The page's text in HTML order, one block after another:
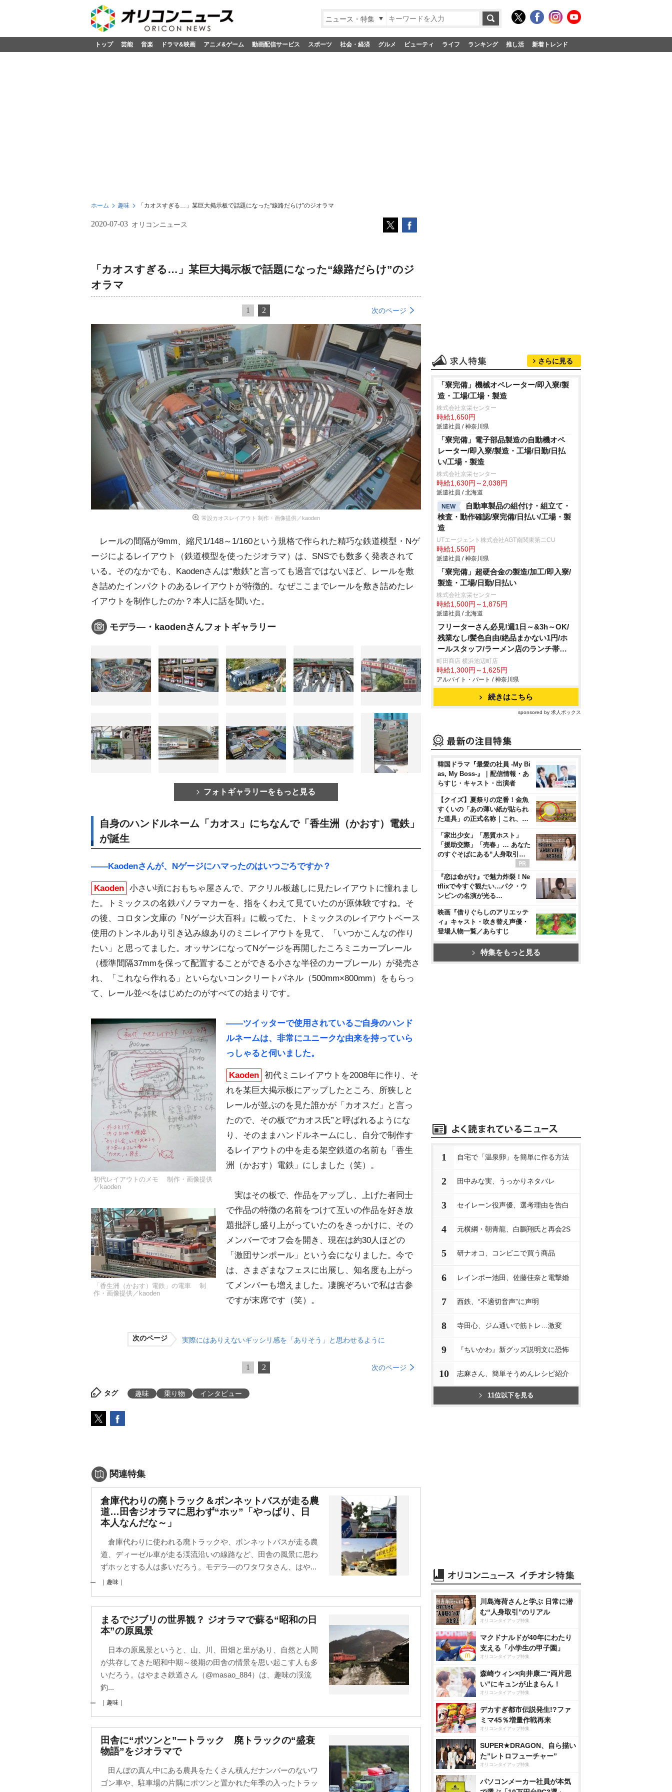
ニュース・特集
トップ 芸能 音楽 ドラマ&映画 アニメ&ゲーム 動画配信サービス スポーツ 社会・経済 グルメ ビューティ ライフ ランキング 推し活 新着トレンド
ホーム 趣味 「カオスすぎる…」某巨大掲示板で話題になった“線路だらけ”のジオラマ
2020-07-03 オリコンニュース
「カオスすぎる…」某巨大掲示板で話題になった“線路だらけ”のジ
オラマ
1 2 次のページ
常設カオスレイアウト 制作・画像提供／kaoden
レールの間隔が9mm、縮尺1/148～1/160という規格で作られた精巧な鉄道模型・Nゲ
ージによるレイアウト（鉄道模型を使ったジオラマ）は、SNSでも数多く発表されて
いる。そのなかでも、Kaodenさんは“敷鉄”と言っても過言ではないほど、レールを敷
き詰めたインパクトのあるレイアウトが特徴的。なぜここまでレールを敷き詰めたレ
イアウトを制作したのか？本人に話を聞いた。
モデラ―・kaodenさんフォトギャラリー
フォトギャラリーをもっと見る
自身のハンドルネーム「カオス」にちなんで「香生洲（かおす）電鉄」
が誕生
――Kaodenさんが、Nゲージにハマったのはいつごろですか？
Kaoden 小さい頃におもちゃ屋さんで、アクリル板越しに見たレイアウトに憧れまし
た。トミックスの名鉄パノラマカーを、指をくわえて見ていたのが原体験ですね。そ
の後、コロタン文庫の『Nゲージ大百科』に載ってた、トミックスのレイアウトベース
使用のトンネルあり引き込み線ありのミニレイアウトを見て、「いつかこんなの作り
たい」と思ってました。オッサンになってNゲージを再開したころミニカーブレール
（標準間隔37mmを保って配置することができる小さな半径のカーブレール）が発売さ
れ、「これなら作れる」といらないコンクリートパネル（500mm×800mm）をもらっ
て、レール並べをはじめたのがすべての始まりです。
初代レイアウトのメモ 制作・画像提供
／kaoden
「香生洲（かおす）電鉄」の電車 制
作・画像提供／kaoden
――ツイッターで使用されているご自身のハンド
ルネームは、非常にユニークな由来を持っていら
っしゃると伺いました。
Kaoden 初代ミニレイアウトを2008年に作り、そ
れを某巨大掲示板にアップしたところ、所狭しと
レールが並ぶのを見た誰かが「カオスだ」と言っ
たので、その板で“カオス氏”と呼ばれるようにな
り、そのままハンドルネームにし、自分で制作す
るレイアウトの中を走る架空鉄道の名前も「香生
洲（かおす）電鉄」にしました（笑）。
実はその板で、作品をアップし、上げた者同士
で作品の特徴の名前をつけて互いの作品を好き放
題批評し盛り上がっていたのをきっかけに、その
メンバーでオフ会を開き、現在は約30人ほどの
「激団サンポール」という会になりました。今で
は、さまざまなフェスに出展し、知名度も上がっ
てメンバーも増えました。凄腕ぞろいで私は古参
ですが末席です（笑）。
次のページ 実際にはありえないギッシリ感を「ありそう」と思わせるように
1 2 次のページ
タグ 趣味 乗り物 インタビュー
関連特集
倉庫代わりの廃トラック＆ボンネットバスが走る農
道…田舎ジオラマに思わず“ホッ”「やっぱり、日
本人なんだな～」
倉庫代わりに使われる廃トラックや、ボンネットバスが走る農
道、ディーゼル車が走る渓流沿いの線路など、田舎の風景に思わ
ずホッとする人は多いだろう。モデラ―のワタワタさん、はや...
｜趣味｜
まるでジブリの世界観？ ジオラマで蘇る“昭和の日
本”の原風景
日本の原風景というと、山、川、田畑と里があり、自然と人間
が共存してきた昭和中期～後期の田舎の情景を思い起こす人も多
いだろう。はやまさ鉄道さん（@masao_884）は、趣味の渓流
釣...
｜趣味｜
田舎に“ポツンと”一トラック 廃トラックの“盛衰
物語”をジオラマで
田んぼの真ん中にある農具をたくさん積んだナンバーのないワ
ゴン車や、駐車場の片隅にポツンと置かれた年季の入ったトラッ
さらに見る
「寮完備」機械オペレーター/即入寮/製
造・工場/工場・製造
株式会社京栄センター
時給1,650円
派遣社員 / 神奈川県
「寮完備」電子部品製造の自動機オペ
レーター/即入寮/製造・工場/日勤/日払
い/工場・製造
株式会社京栄センター
時給1,630円～2,038円
派遣社員 / 北海道
NEW
自動車製品の組付け・組立て・
検査・動作確認/寮完備/日払い/工場・製
造
UTエージェント株式会社AGT南関東第二CU
時給1,550円
派遣社員 / 神奈川県
「寮完備」超硬合金の製造/加工/即入寮/
製造・工場/日勤/日払い
株式会社京栄センター
時給1,500円～1,875円
派遣社員 / 北海道
フリーターさん必見!週1日～&3h～OK/
残業なし/髪色自由/絶品まかない1円/ホ
ールスタッフ/ラーメン店のランチ帯ホ
ール
町田商店 横浜池辺町店
時給1,300円～1,625円
アルバイト・パート / 神奈川県
続きはこちら
sponsored by 求人ボックス
韓国ドラマ『最愛の社員 -My Bi
as, My Boss-』｜配信情報・あ
らすじ・キャスト・出演者
【クイズ】夏祭りの定番！金魚
すくいの「あの薄い紙が貼られ
た道具」の正式名称｜これ、…
「家出少女」「悪質ホスト」
「援助交際」「売春」… あなた
のすぐそばにある“人身取引…
『恋は命がけ』で魅力炸裂！Ne
tflixで今すぐ観たい…パク・ウ
ンビンの名演が光る…
映画『借りぐらしのアリエッテ
ィ』キャスト・吹き替え声優・
登場人物一覧／あらすじ
特集をもっと見る
1 自宅で「温泉卵」を簡単に作る方法
2 田中みな実、うっかりネタバレ
3 セイレーン役声優、選考理由を告白
4 元横綱・朝青龍、白鵬翔氏と再会2S
5 研ナオコ、コンビニで買う商品
6 レインボー池田、佐藤佳奈と電撃婚
7 西鉄、“不適切音声”に声明
8 寺田心、ジム通いで筋トレ…激変
9 『ちいかわ』新グッズ説明文に恐怖
10 志麻さん、簡単そうめんレシピ紹介
11位以下を見る
川島海荷さんと学ぶ 日常に潜
む“人身取引”のリアル
オリコンタイアップ特集
マクドナルドが40年にわたり
支える「小学生の甲子園」
オリコンタイアップ特集
森崎ウィン×向井康二“両片思
い”にキュンが止まらん！
オリコンタイアップ特集
デカすぎ都市伝説発生!?ファ
ミマ45％増量作戦再来
オリコンタイアップ特集
SUPER★DRAGON、自ら描い
た”レトロフューチャー”
オリコンタイアップ特集
パソコンメーカー社員が本気